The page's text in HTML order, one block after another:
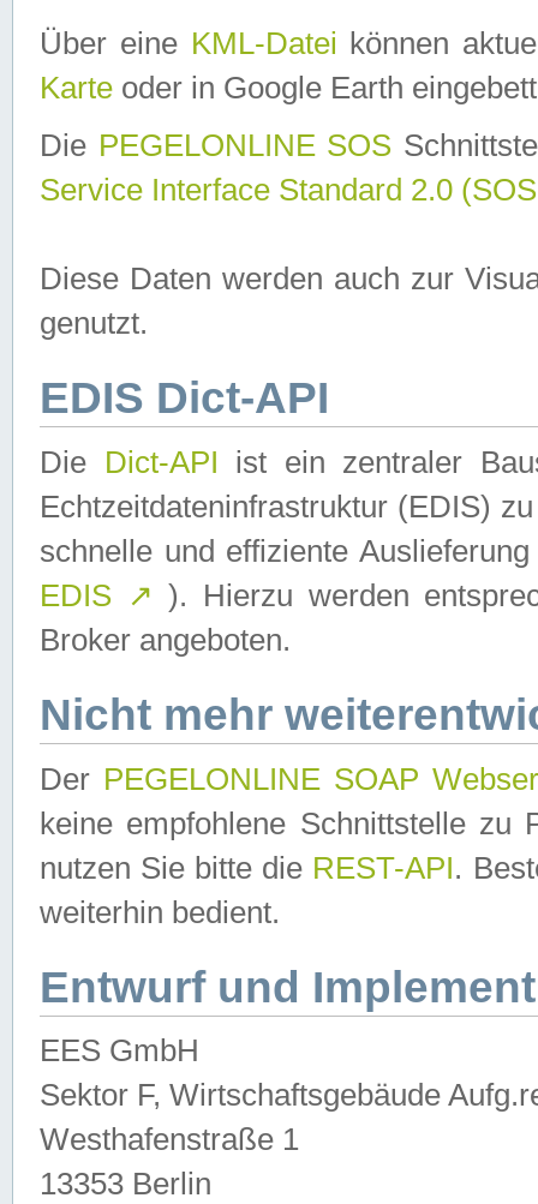
Über eine KML-Datei können
Karte oder in Google Earth
Die PEGELONLINE SOS
Service Interface Standard 2.0
Diese Daten werden auch zur
genutzt.
EDIS Dict-API
Die Dict-API ist ein zentraler
Echtzeitdateninfrastruktur (EDIS)
schnelle und effiziente
EDIS ↗ ). Hierzu werden
Broker angeboten.
Nicht mehr
Der PEGELONLINE SOAP
keine empfohlene Schnittstelle zu
nutzen Sie bitte die REST-API.
weiterhin bedient.
Entwurf und
EES GmbH
Sektor F, Wirtschaftsgebäude
Westhafenstraße 1
13353 Berlin